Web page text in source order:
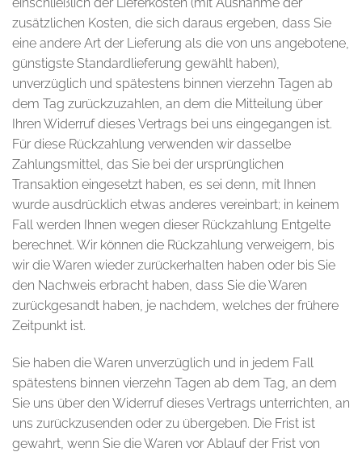
zusätzlichen Kosten, die sich daraus ergeben, dass Sie
eine andere Art der Lieferung als die von uns angebotene,
günstigste Standardlieferung gewählt haben),
unverzüglich und spätestens binnen vierzehn Tagen ab
dem Tag zurückzuzahlen, an dem die Mitteilung über
Ihren Widerruf dieses Vertrags bei uns eingegangen ist.
Für diese Rückzahlung verwenden wir dasselbe
Zahlungsmittel, das Sie bei der ursprünglichen
Transaktion eingesetzt haben, es sei denn, mit Ihnen
wurde ausdrücklich etwas anderes vereinbart; in keinem
Fall werden Ihnen wegen dieser Rückzahlung Entgelte
berechnet. Wir können die Rückzahlung verweigern, bis
wir die Waren wieder zurückerhalten haben oder bis Sie
den Nachweis erbracht haben, dass Sie die Waren
zurückgesandt haben, je nachdem, welches der frühere
Zeitpunkt ist.
Sie haben die Waren unverzüglich und in jedem Fall
spätestens binnen vierzehn Tagen ab dem Tag, an dem
Sie uns über den Widerruf dieses Vertrags unterrichten, an
uns zurückzusenden oder zu übergeben. Die Frist ist
gewahrt, wenn Sie die Waren vor Ablauf der Frist von